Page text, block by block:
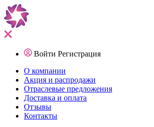
Войти Регистрация
О компании
Акция и распродажи
Отраслевые предложения
Доставка и оплата
Отзывы
Контакты